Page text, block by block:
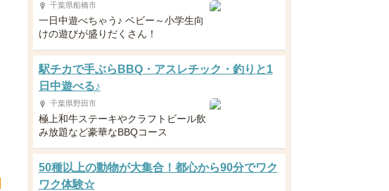
千葉県船橋市
一日中遊べちゃう♪ ベビー～小学生向
けの遊びが盛りだくさん！
駅チカで手ぶらBBQ・アスレチック・釣りと1
日中遊べる♪
千葉県野田市
極上和牛ステーキやクラフトビール飲
み放題など豪華なBBQコース
50種以上の動物が大集合！都心から90分でワク
ワク体験☆